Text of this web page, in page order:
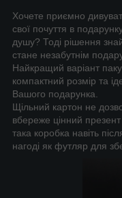
Хочете приємно
свої почуття в
душу? Тоді рішення
стане незабутнім
Найкращий варіант
компактний розмір та
Вашого подарунка.
Щільний картон не
вбереже цінний
така коробка навіть
нагоді як футляр для